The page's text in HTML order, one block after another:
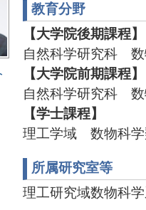
教育分野
【大学院後期課程】
自然科学研究科 数
【大学院前期課程】
自然科学研究科 数
【学士課程】
理工学域 数物科
所属研究室等
理工研究域数物科